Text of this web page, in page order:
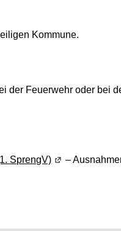
Kommune.
der Feuerwehr oder bei
SprengV) (Wird in einem
–